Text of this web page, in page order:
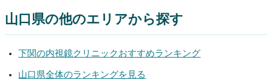
山口県の他のエリアから探す
下関の内視鏡クリニックおすすめランキング
山口県全体のランキングを見る